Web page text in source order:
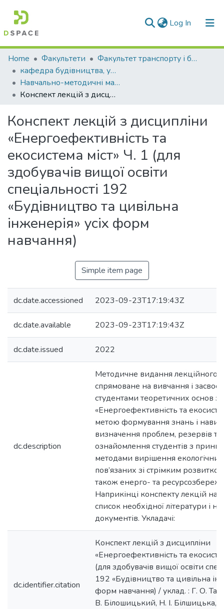
Log In (current)
Communities & Collections
All of DSpace
Statistics
Home Факультети
Факультет транспорту і будівництва
кафедра будівництва, урбаністики та просторового планування
Навчально-методичні матеріали (КБУтаПП)
Конспект лекцій з дисципліни «Енергоефективність та екосистема міст» Ч. 1 (для здобувачів вищої освіти спеціальності 192 «Будівництво та цивільна інженерія» усіх форм навчання)
Конспект лекцій з дисципліни
«Енергоефективність та
екосистема міст» Ч. 1 (для
здобувачів вищої освіти
спеціальності 192
«Будівництво та цивільна
інженерія» усіх форм
навчання)
Simple item page
dc.date.accessioned 2023-09-23T17:19:43Z
dc.date.available 2023-09-23T17:19:43Z
dc.date.issued 2022
dc.description
Методичне видання лекційного
спрямоване на вивчання і
студентами теоретичних основ з
«Енергоефективність та
метою формування знань і
визначення проблем, резервів
ознайомлення студентів з
методами вирішення
пов’язаних зі стрімким розвитком
також енерго- та
Наприкінці конспекту лекцій
список необхідної літератури і
документів. Укладачі:
dc.identifier.citation
Конспект лекцій з дисципліни
«Енергоефективність та
(для здобувачів вищої освіти
192 «Будівництво та цивільна
форм навчання) / уклад. : Г. О.
В. Білошицький, Н. І. Білшицька,